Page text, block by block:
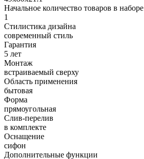
Начальное количество товаров в наборе
1
Стилистика дизайна
современный стиль
Гарантия
5 лет
Монтаж
встраиваемый сверху
Область применения
бытовая
Форма
прямоугольная
Слив-перелив
в комплекте
Оснащение
сифон
Дополнительные функции